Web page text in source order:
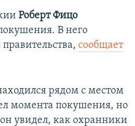
Роберт Фицо
В него
сообщает
рядом с местом
момента покушения, но
увидел, как охранники